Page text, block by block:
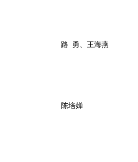
路 勇、王海燕
陈培婵